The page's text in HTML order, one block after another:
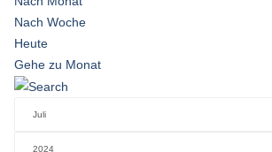
Nach Woche
Heute
Gehe zu Monat